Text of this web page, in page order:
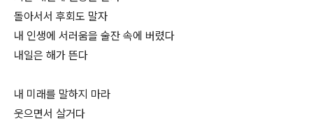
돌아서서 후회도 말자
내 인생에 서러움을 술잔 속에 버렸다
내일은 해가 뜬다
내 미래를 말하지 마라
웃으면서 살거다